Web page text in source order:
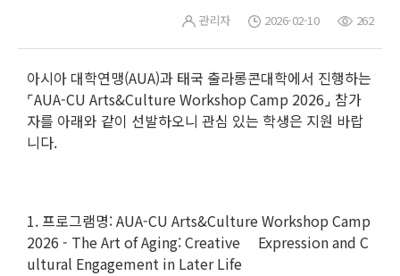
관리자 2026-02-10 262
아시아 대학연맹(AUA)과 태국 출라롱콘대학에서 진행하는
⌜AUA-CU Arts&Culture Workshop Camp 2026⌟ 참가
자를 아래와 같이 선발하오니 관심 있는 학생은 지원 바랍
니다.
1. 프로그램명: AUA-CU Arts&Culture Workshop Camp
2026 - The Art of Aging: Creative Expression and C
ultural Engagement in Later Life